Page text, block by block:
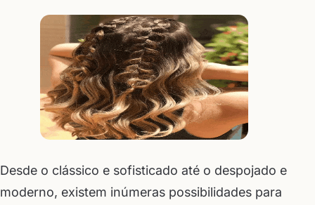
Desde o clássico e sofisticado até o despojado e
moderno, existem inúmeras possibilidades para